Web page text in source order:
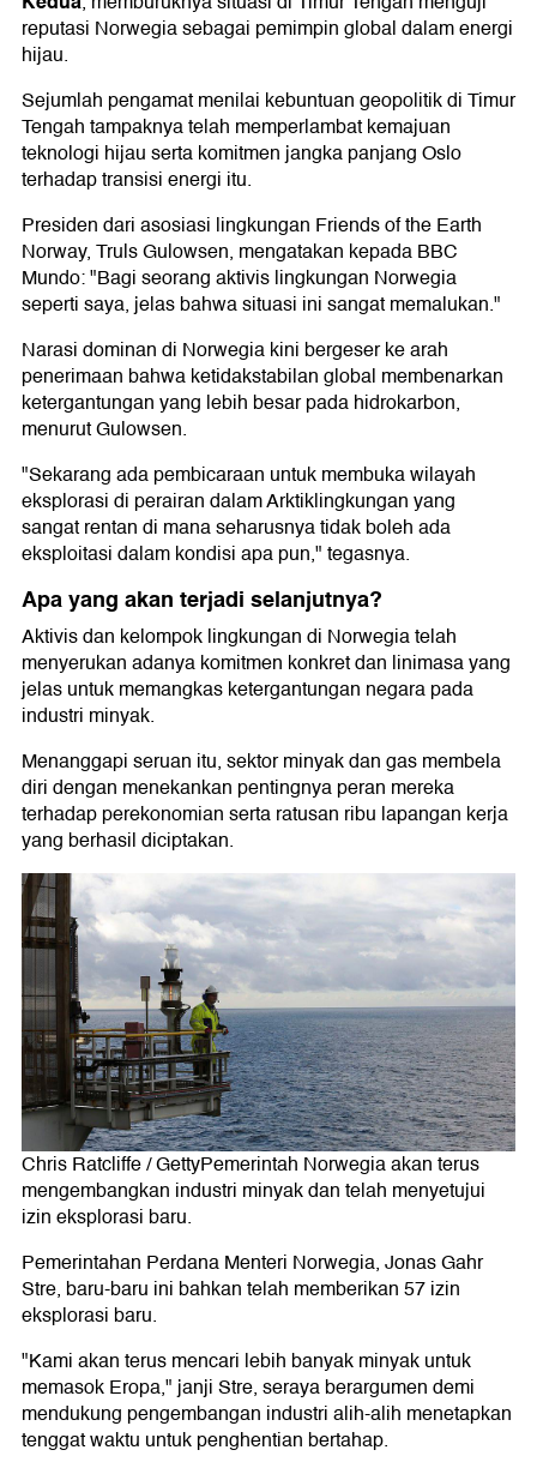
reputasi Norwegia sebagai pemimpin global dalam energi
hijau.
Sejumlah pengamat menilai kebuntuan geopolitik di Timur
Tengah tampaknya telah memperlambat kemajuan
teknologi hijau serta komitmen jangka panjang Oslo
terhadap transisi energi itu.
Presiden dari asosiasi lingkungan Friends of the Earth
Norway, Truls Gulowsen, mengatakan kepada BBC
Mundo: "Bagi seorang aktivis lingkungan Norwegia
seperti saya, jelas bahwa situasi ini sangat memalukan."
Narasi dominan di Norwegia kini bergeser ke arah
penerimaan bahwa ketidakstabilan global membenarkan
ketergantungan yang lebih besar pada hidrokarbon,
menurut Gulowsen.
"Sekarang ada pembicaraan untuk membuka wilayah
eksplorasi di perairan dalam Arktiklingkungan yang
sangat rentan di mana seharusnya tidak boleh ada
eksploitasi dalam kondisi apa pun," tegasnya.
Apa yang akan terjadi selanjutnya?
Aktivis dan kelompok lingkungan di Norwegia telah
menyerukan adanya komitmen konkret dan linimasa yang
jelas untuk memangkas ketergantungan negara pada
industri minyak.
Menanggapi seruan itu, sektor minyak dan gas membela
diri dengan menekankan pentingnya peran mereka
terhadap perekonomian serta ratusan ribu lapangan kerja
yang berhasil diciptakan.
Chris Ratcliffe / GettyPemerintah Norwegia akan terus
mengembangkan industri minyak dan telah menyetujui
izin eksplorasi baru.
Pemerintahan Perdana Menteri Norwegia, Jonas Gahr
Stre, baru-baru ini bahkan telah memberikan 57 izin
eksplorasi baru.
"Kami akan terus mencari lebih banyak minyak untuk
memasok Eropa," janji Stre, seraya berargumen demi
mendukung pengembangan industri alih-alih menetapkan
tenggat waktu untuk penghentian bertahap.